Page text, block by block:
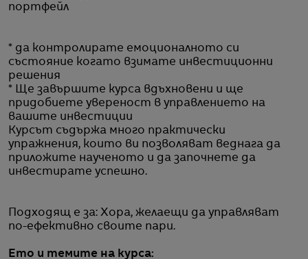
портфейл
* да контролирате емоционалното си
състояние когато взимате инвестиционни
решения
* Ще завършите курса вдъхновени и ще
придобиете увереност в управлението на
вашите инвестиции
Курсът съдържа много практически
упражнения, които ви позволяват веднага да
приложите наученото и да започнете да
инвестирате успешно.
Подходящ е за: Хора, желаещи да управляват
по-ефективно своите пари.
Ето и темите на курса: